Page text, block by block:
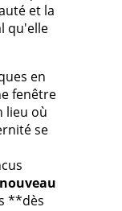
et la
qu'elle
en
fenêtre
lieu où
se
nouveau
**dès